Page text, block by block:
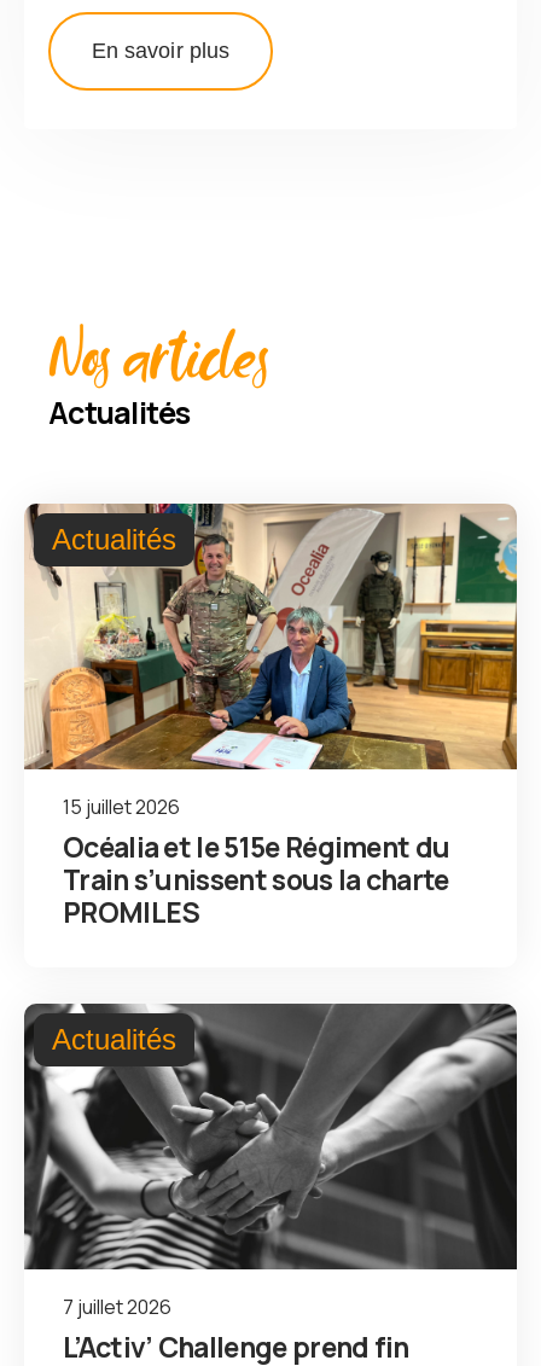
En savoir plus
Nos articles
Actualités
Actualités
15 juillet 2026
Océalia et le 515e Régiment du
Train s’unissent sous la charte
PROMILES
Actualités
7 juillet 2026
L’Activ’ Challenge prend fin